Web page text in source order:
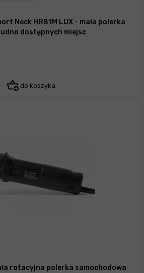
Neck HR81M LUX - mała polerka
dostępnych miejsc
do koszyka
rotacyjna polerka samochodowa